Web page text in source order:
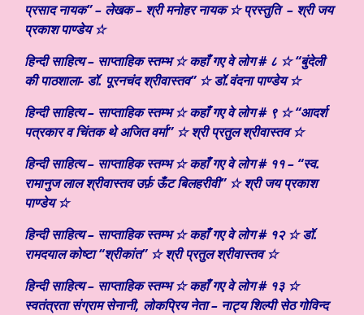
प्रसाद नायक” – लेखक – श्री मनोहर नायक ☆ प्रस्तुति – श्री जय
प्रकाश पाण्डेय ☆
हिन्दी साहित्य – साप्ताहिक स्तम्भ ☆ कहाँ गए वे लोग # ८ ☆ “बुंदेली
की पाठशाला- डॉ. पूरनचंद श्रीवास्तव” ☆ डॉ.वंदना पाण्डेय ☆
हिन्दी साहित्य – साप्ताहिक स्तम्भ ☆ कहाँ गए वे लोग # ९ ☆ “आदर्श
पत्रकार व चिंतक थे अजित वर्मा” ☆ श्री प्रतुल श्रीवास्तव ☆
हिन्दी साहित्य – साप्ताहिक स्तम्भ ☆ कहाँ गए वे लोग # ११ – “स्व.
रामानुज लाल श्रीवास्तव उर्फ़ ऊँट बिलहरीवी” ☆ श्री जय प्रकाश
पाण्डेय ☆
हिन्दी साहित्य – साप्ताहिक स्तम्भ ☆ कहाँ गए वे लोग # १२ ☆ डॉ.
रामदयाल कोष्टा “श्रीकांत” ☆ श्री प्रतुल श्रीवास्तव ☆
हिन्दी साहित्य – साप्ताहिक स्तम्भ ☆ कहाँ गए वे लोग # १३ ☆
स्वतंत्रता संग्राम सेनानी, लोकप्रिय नेता – नाट्य शिल्पी सेठ गोविन्द